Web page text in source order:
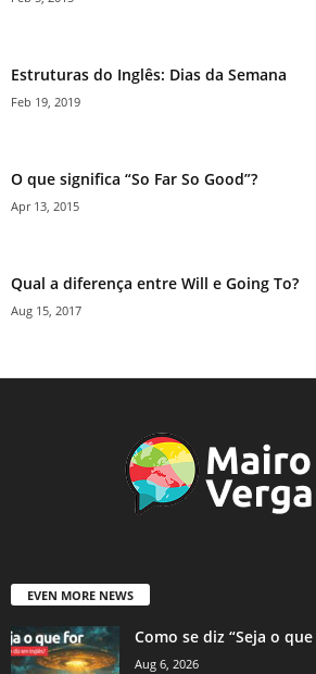
Estruturas do Inglês: Dias da Semana
Feb 19, 2019
O que significa “So Far So Good”?
Apr 13, 2015
Qual a diferença entre Will e Going To?
Aug 15, 2017
EVEN MORE NEWS
Como se diz “Seja o
Aug 6, 2026